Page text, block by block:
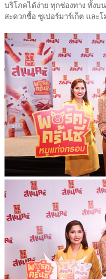
บริโภคได้ง่าย ทุกช่องทาง ทั้ง
สะดวกซื้อ ซูเปอร์มาร์เก็ต และ